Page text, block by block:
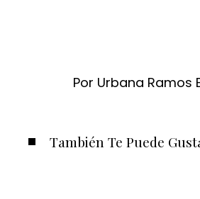
Por Urbana Ramos
También Te Puede